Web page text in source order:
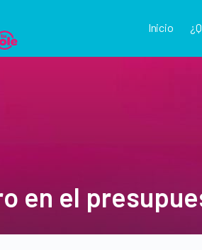
Inicio
en el